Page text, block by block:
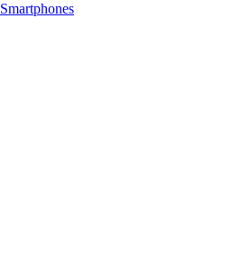
Smartphones